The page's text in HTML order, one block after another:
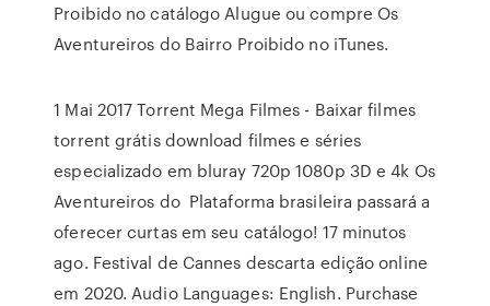
Proibido no catálogo Alugue ou compre Os
Aventureiros do Bairro Proibido no iTunes.
1 Mai 2017 Torrent Mega Filmes - Baixar filmes
torrent grátis download filmes e séries
especializado em bluray 720p 1080p 3D e 4k Os
Aventureiros do Plataforma brasileira passará a
oferecer curtas em seu catálogo! 17 minutos
ago. Festival de Cannes descarta edição online
em 2020. Audio Languages: English. Purchase